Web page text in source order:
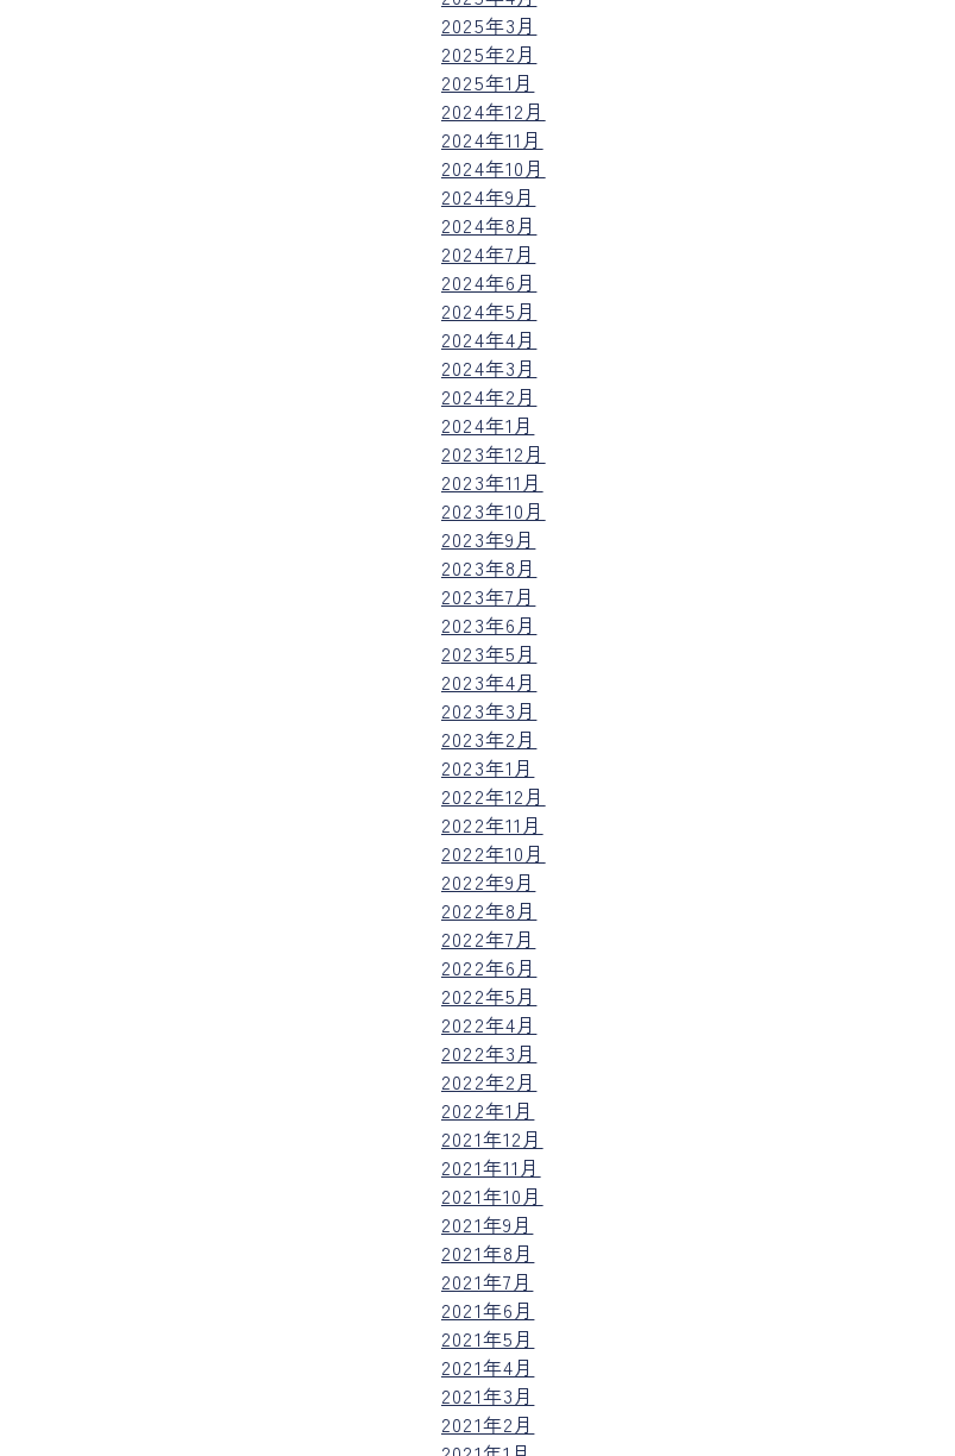
2025年3月
2025年2月
2025年1月
2024年12月
2024年11月
2024年10月
2024年9月
2024年8月
2024年7月
2024年6月
2024年5月
2024年4月
2024年3月
2024年2月
2024年1月
2023年12月
2023年11月
2023年10月
2023年9月
2023年8月
2023年7月
2023年6月
2023年5月
2023年4月
2023年3月
2023年2月
2023年1月
2022年12月
2022年11月
2022年10月
2022年9月
2022年8月
2022年7月
2022年6月
2022年5月
2022年4月
2022年3月
2022年2月
2022年1月
2021年12月
2021年11月
2021年10月
2021年9月
2021年8月
2021年7月
2021年6月
2021年5月
2021年4月
2021年3月
2021年2月